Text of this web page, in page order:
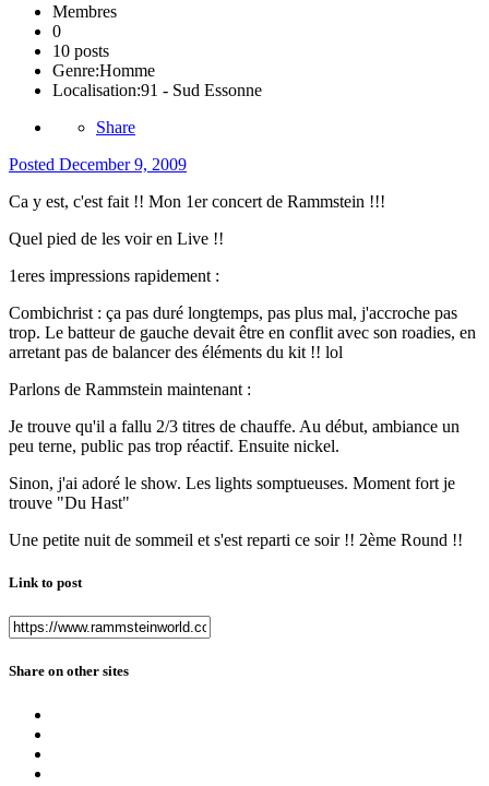
Membres
0
10 posts
Genre:Homme
Localisation:91 - Sud Essonne
Share
Posted December 9, 2009
Ca y est, c'est fait !! Mon 1er concert de Rammstein !!!
Quel pied de les voir en Live !!
1eres impressions rapidement :
Combichrist : ça pas duré longtemps, pas plus mal, j'accroche pas
trop. Le batteur de gauche devait être en conflit avec son roadies, en
arretant pas de balancer des éléments du kit !! lol
Parlons de Rammstein maintenant :
Je trouve qu'il a fallu 2/3 titres de chauffe. Au début, ambiance un
peu terne, public pas trop réactif. Ensuite nickel.
Sinon, j'ai adoré le show. Les lights somptueuses. Moment fort je
trouve "Du Hast"
Une petite nuit de sommeil et s'est reparti ce soir !! 2ème Round !!
Link to post
Share on other sites